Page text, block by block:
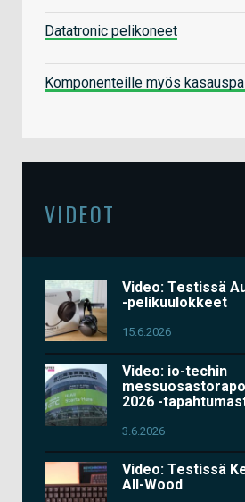
Datatronic pelikoneet
Komponenteille myös
VIDEOT
Video: Testissä
-pelikuulokkeet
15.6.2026
Video: io-techin
2026 -
3.6.2026
Video: Testissä
All-Wood